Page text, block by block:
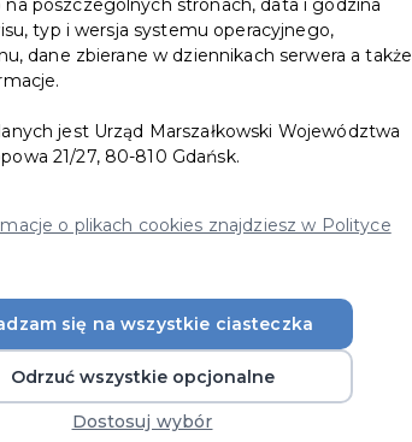
grants you10%discount for such
Airport. Both services are available
7 days a week).
na poszczególnych stronach, data i godzina
typ i wersja systemu operacyjnego,
dane zbierane w dziennikach serwera a także
jest Urząd Marszałkowski Województwa
21/27, 80-810 Gdańsk.
o plikach cookies znajdziesz w Polityce
się na wszystkie ciasteczka
Odrzuć wszystkie opcjonalne
Dostosuj wybór